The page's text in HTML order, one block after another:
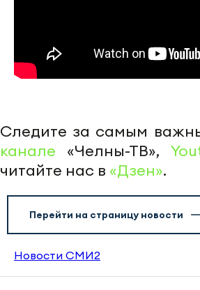
Следите за самым
канале «Челны-ТВ»,
читайте нас в «Дзен».
Перейти на страницу новости
Новости СМИ2